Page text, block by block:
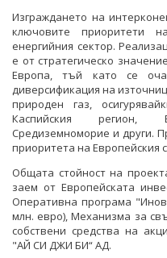
Изграждането на
ключовите приоритети
енергийния сектор.
е от стратегическо
Европа, тъй като се
диверсификация на
природен газ,
Каспийския регион,
Средиземноморие и други.
приоритета на Европейския
Общата стойност на
заем от Европейската
Оперативна програма
млн. евро), Механизма за
собствени средства на
"АЙ СИ ДЖИ БИ“ АД.